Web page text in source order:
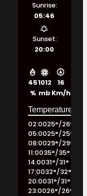
45
%
1012
mb
16
Km/h
Sunrise:
05:46
Sunset:
20:00
02:0025°/26°
05:0025°/25°
08:0029°/29°
11:0035°/35°
14:0031°/31°
17:0032°/32°
20:0031°/31°
23:0026°/26°